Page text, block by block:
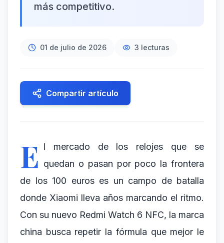
más competitivo.
01 de julio de 2026 3 lecturas
Compartir artículo
E l mercado de los relojes que se
quedan o pasan por poco la frontera
de los 100 euros es un campo de batalla
donde Xiaomi lleva años marcando el ritmo.
Con su nuevo Redmi Watch 6 NFC, la marca
china busca repetir la fórmula que mejor le